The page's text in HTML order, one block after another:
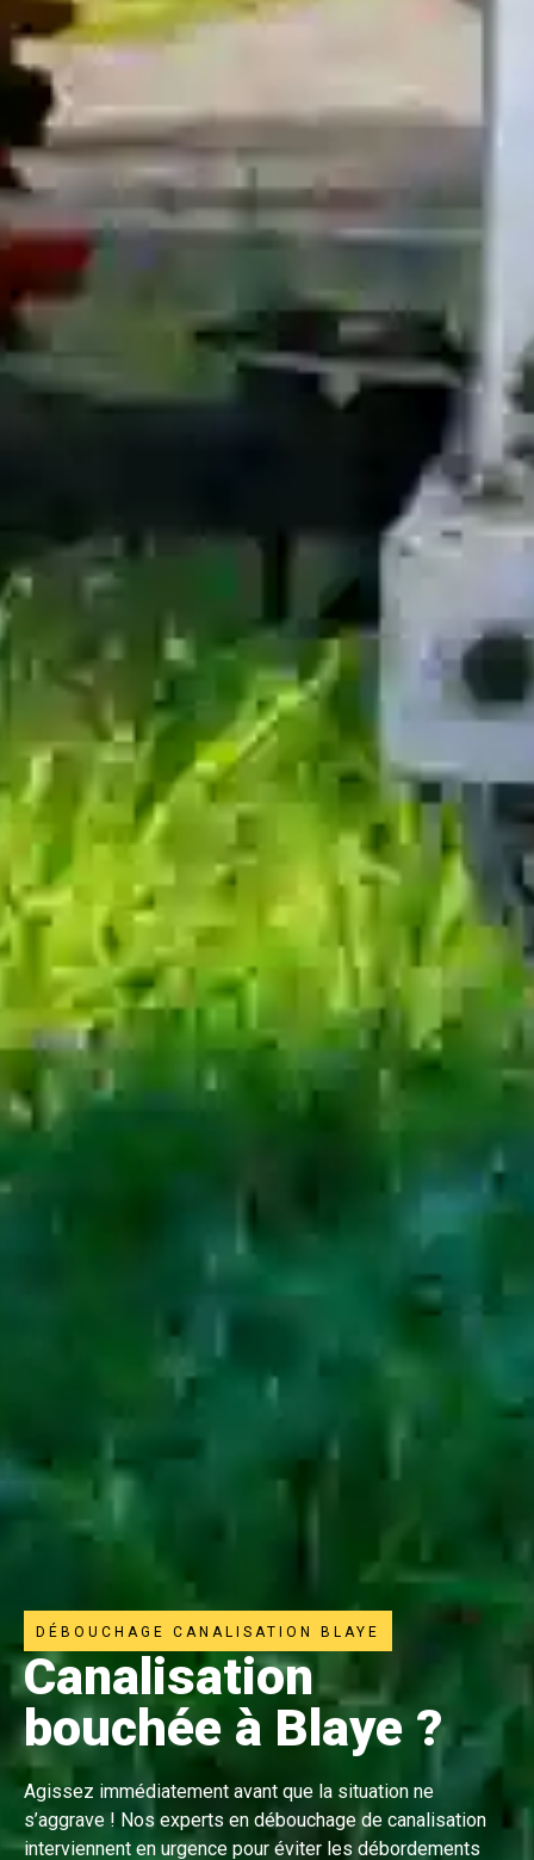
DÉBOUCHAGE CANALISATION BLAYE
Canalisation
bouchée à Blaye ?
Agissez immédiatement avant que la situation ne
s’aggrave ! Nos experts en débouchage de canalisation
interviennent en urgence pour éviter les débordements